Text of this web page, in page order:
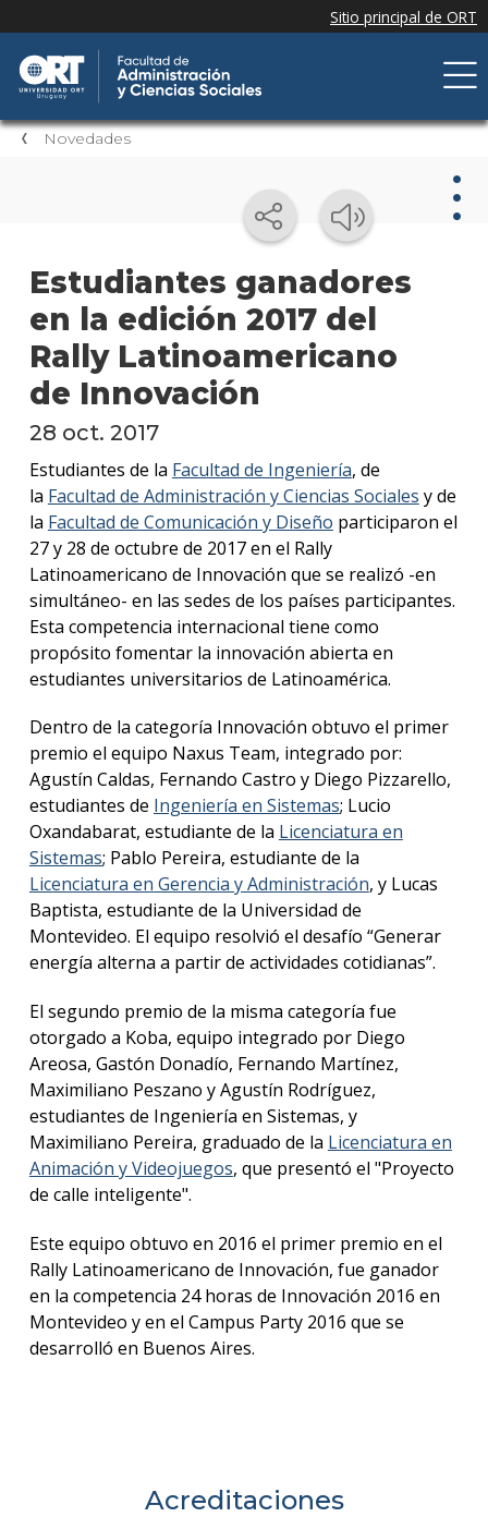
Novedades
Estudiantes ganadores
en la edición 2017 del
Rally Latinoamericano
de Innovación
Blog
28 oct. 2017
Estudiantes de la Facultad de Ingeniería, de
la Facultad de Administración y Ciencias Sociales y de
la Facultad de Comunicación y Diseño participaron el
27 y 28 de octubre de 2017 en el Rally
Latinoamericano de Innovación que se realizó -en
simultáneo- en las sedes de los países participantes.
Esta competencia internacional tiene como
propósito fomentar la innovación abierta en
estudiantes universitarios de Latinoamérica.
Dentro de la categoría Innovación obtuvo el primer
premio el equipo Naxus Team, integrado por:
Agustín Caldas, Fernando Castro y Diego Pizzarello,
estudiantes de Ingeniería en Sistemas; Lucio
Oxandabarat, estudiante de la Licenciatura en
Sistemas; Pablo Pereira, estudiante de la
Licenciatura en Gerencia y Administración, y Lucas
Baptista, estudiante de la Universidad de
Montevideo. El equipo resolvió el desafío “Generar
energía alterna a partir de actividades cotidianas”.
El segundo premio de la misma categoría fue
otorgado a Koba, equipo integrado por Diego
Areosa, Gastón Donadío, Fernando Martínez,
Maximiliano Peszano y Agustín Rodríguez,
estudiantes de Ingeniería en Sistemas, y
Maximiliano Pereira, graduado de la Licenciatura en
Animación y Videojuegos, que presentó el "Proyecto
de calle inteligente".
Este equipo obtuvo en 2016 el primer premio en el
Rally Latinoamericano de Innovación, fue ganador
en la competencia 24 horas de Innovación 2016 en
Montevideo y en el Campus Party 2016 que se
desarrolló en Buenos Aires.
Acreditaciones